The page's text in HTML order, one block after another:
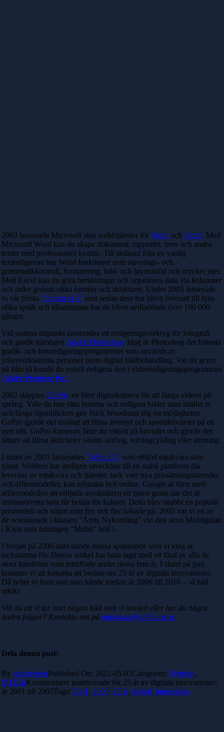
2003 lanserade Microsoft sina webbtjänster för Word och Excel. Med
Microsoft Word kan du skapa dokument, rapporter, brev och andra
texter med professionell kvalité. Till skillnad från en vanlig
textredigerare har Word funktioner som stavnings- och,
grammatikkontroll, formatering, bild- och layoutstöd och mycker mer.
Med Excel kan du göra beräkningar och organisera data via kolumner
och rader genom olika formler och strukturer. Under 2005 lanserade
vi vår första “Scrum in 5” som sedan dess har blivit översatt till fyra
olika språk och tillsammans har de blivit nedladdade över 100 000
gånger.
Vid samma tidpunkt lanserades ett redigeringsverktyg för fotografi
och grafik nämligen Adobe Photoshop. Idag är Photoshop det främsta
grafik- och fotoredigeringsprogrammet som används av
yrkesverksamma personer inom digital bildbehandling. Var du grym
på film så kunde du enkelt redigera den i videoredigeringsprogrammet
Adobe Premiere Pro.
2002 släpptes GoPro, en liten digitalkamera för att fånga videos på
språng. Ville du inte sitta hemma och redigera bilder utan istället ut
och fånga ögonblicken gav Nick Woodman dig nu möjligheten.
GoPro gjorde det möjligt att filma äventyr och sportaktiviteter på ett
nytt sätt. GoPro-kameran fäste du enkelt på huvudet och gjorde det
lättare att filma aktiviteter såsom surfing, terrängcykling eller simning.
I slutet av 2005 lanserades “Web 2.0” som erbjöd mjukvara som
tjänst. Webben har äntligen utvecklats till en stabil plattform där
leverans av mjukvara och tjänster, tack vare nya prissättningsmetoder
och affärsmodeller, kan erbjudas helt online. Google är först med
affärsmodellen att erbjuda användaren en tjänst gratis när det är
annonsörerna som får betala för kalaset. Detta blev snabbt en populär
prismodell och något som fler och fler hakade på. 2005 var vi en av
de nominerade i klassen ”Årets Nykomling” vid den stora Mobilgalan
i Kista som tidningen “Mobil” höll i.
I början på 2000-talet hände massa spännande som vi idag är
tacksamma för. Denna artikel har bara tagit med ett fåtal av alla de
stora händelser som inträffade under dessa fem år. I slutet på juni
kommer vi att fortsätta att berätta om 25 år av digitala innovationer.
Då lyfter vi fram vad som hände mellan år 2006 till 2010 – så håll
utkik!
Vill du att vi tar bort någon bild som vi använt eller har du några
andra frågor? Kontakta oss på marknad@softhouse.se
Dela denna post!
By guestwriterPublished On: 2021-05-07Categories: Nyheter,
SH25årKommentarer inaktiverade för 25 år av digitala innovationer:
år 2001 till 2005Tags: 2001 , 2005, 25 år, digital, innovation